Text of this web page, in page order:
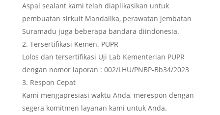
Aspal sealant kami telah diaplikasikan untuk
pembuatan sirkuit Mandalika, perawatan jembatan
Suramadu juga beberapa bandara diindonesia.
Tersertifikasi Kemen. PUPR
Lolos dan tersertifikasi Uji Lab Kementerian PUPR
dengan nomor laporan : 002/LHU/PNBP-Bb34/2023
Respon Cepat
Kami mengapresiasi waktu Anda, merespon dengan
segera komitmen layanan kami untuk Anda.